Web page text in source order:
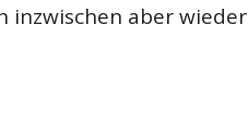
inzwischen aber wieder